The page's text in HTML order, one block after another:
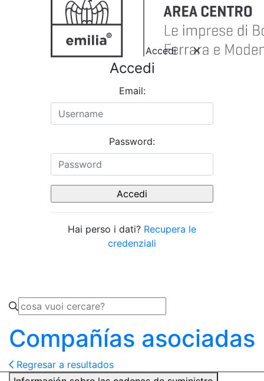
Accedi
Accedi
Email:
Password:
Hai perso i dati? Recupera le
credenziali
Compañías asociadas
Regresar a resultados